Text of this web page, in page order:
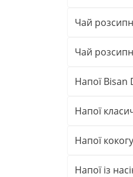
Чай
Чай
Напої Bisan
Напої
Напої
Напої із